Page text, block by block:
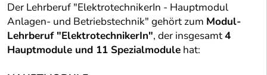
Der Lehrberuf "ElektrotechnikerIn - Hauptmodul
Anlagen- und Betriebstechnik" gehört zum Modul-
Lehrberuf "ElektrotechnikerIn", der insgesamt4
Hauptmodule und 11 Spezialmodule hat: